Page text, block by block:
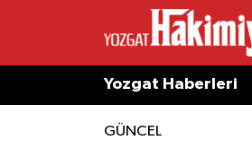
Yozgat Haberleri
GÜNCEL